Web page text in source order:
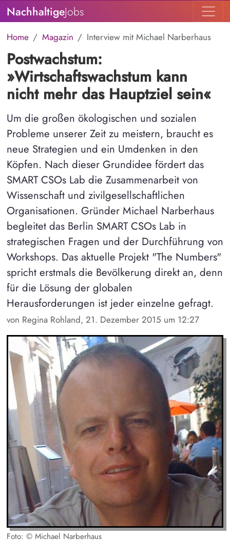
NachhaltigeJobs
Home Magazin Interview mit Michael Narberhaus
Postwachstum:
»Wirtschaftswachstum kann
nicht mehr das Hauptziel sein«
Um die großen ökologischen und sozialen
Probleme unserer Zeit zu meistern, braucht es
neue Strategien und ein Umdenken in den
Köpfen. Nach dieser Grundidee fördert das
SMART CSOs Lab die Zusammenarbeit von
Wissenschaft und zivilgesellschaftlichen
Organisationen. Gründer Michael Narberhaus
begleitet das Berlin SMART CSOs Lab in
strategischen Fragen und der Durchführung von
Workshops. Das aktuelle Projekt "The Numbers"
spricht erstmals die Bevölkerung direkt an, denn
für die Lösung der globalen
Herausforderungen ist jeder einzelne gefragt.
von Regina Rohland, 21. Dezember 2015 um 12:27
Foto: © Michael Narberhaus